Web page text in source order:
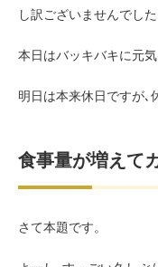
し訳ございませんでした
本日はバッキバキに元気
明日は本来休日ですが､
食事量が増えて
さて本題です。